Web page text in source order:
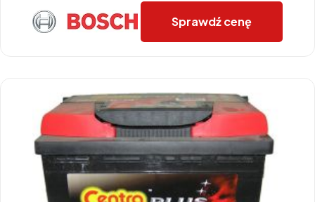
Sprawdź cenę